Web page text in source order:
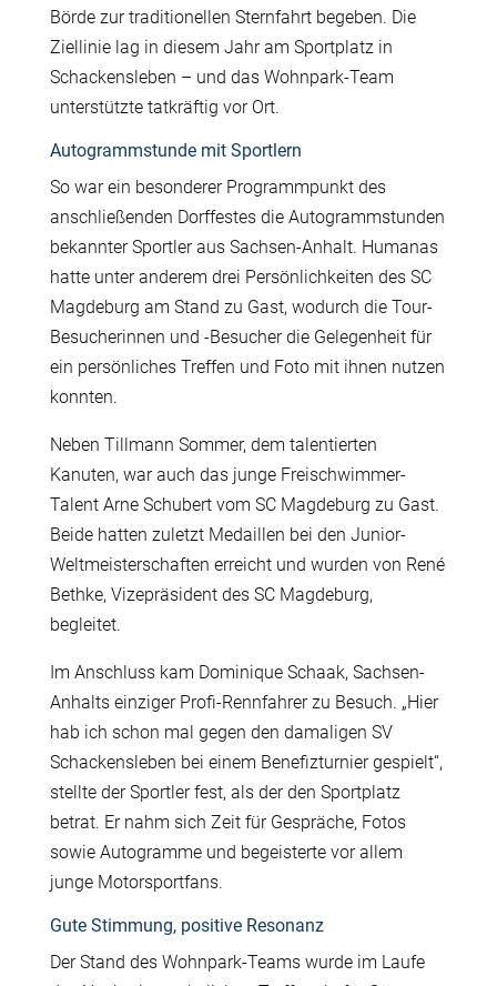
Börde zur traditionellen Sternfahrt begeben. Die
Ziellinie lag in diesem Jahr am Sportplatz in
Schackensleben – und das Wohnpark-Team
unterstützte tatkräftig vor Ort.
Autogrammstunde mit Sportlern
So war ein besonderer Programmpunkt des
anschließenden Dorffestes die Autogrammstunden
bekannter Sportler aus Sachsen-Anhalt. Humanas
hatte unter anderem drei Persönlichkeiten des SC
Magdeburg am Stand zu Gast, wodurch die Tour-
Besucherinnen und -Besucher die Gelegenheit für
ein persönliches Treffen und Foto mit ihnen nutzen
konnten.
Neben Tillmann Sommer, dem talentierten
Kanuten, war auch das junge Freischwimmer-
Talent Arne Schubert vom SC Magdeburg zu Gast.
Beide hatten zuletzt Medaillen bei den Junior-
Weltmeisterschaften erreicht und wurden von René
Bethke, Vizepräsident des SC Magdeburg,
begleitet.
Im Anschluss kam Dominique Schaak, Sachsen-
Anhalts einziger Profi-Rennfahrer zu Besuch. „Hier
hab ich schon mal gegen den damaligen SV
Schackensleben bei einem Benefizturnier gespielt“,
stellte der Sportler fest, als der den Sportplatz
betrat. Er nahm sich Zeit für Gespräche, Fotos
sowie Autogramme und begeisterte vor allem
junge Motorsportfans.
Gute Stimmung, positive Resonanz
Der Stand des Wohnpark-Teams wurde im Laufe